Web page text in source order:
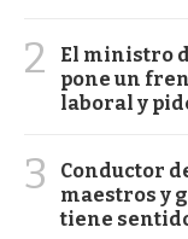
2
El ministro
pone un
laboral y
3
Conductor
maestros y
tiene